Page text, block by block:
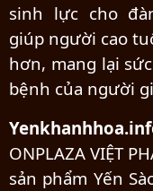
sinh lực cho
giúp người cao
hơn, mang lại
bệnh của người
ONPLAZA VIỆT
sản phẩm Yến